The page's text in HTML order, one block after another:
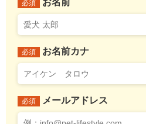
必須
必須 お名前カナ
必須 メールアドレス